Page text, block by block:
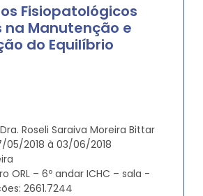
Fisiopatológicos
na Manutenção e
do Equilíbrio
Dra. Roseli Saraiva Moreira Bittar
05/2018 à 03/06/2018
ORL – 6º andar ICHC – sala -
2661.7244